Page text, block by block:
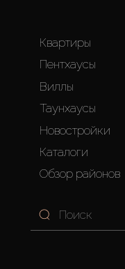
Квартиры
Пентхаусы
Виллы
Таунхаусы
Новостройки
Каталоги
Обзор районов